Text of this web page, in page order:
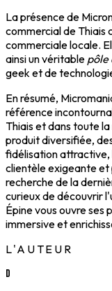
La présence de
commercial de Thiais
commerciale locale.
ainsi un véritable pôle
geek et de
En résumé,
référence
Thiais et dans toute
produit diversifiée,
fidélisation attractive,
clientèle exigeante et
recherche de la
curieux de découvrir
Épine vous ouvre ses
immersive et
L'AUTEUR
D